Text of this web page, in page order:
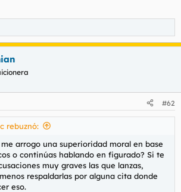
#62
rebuznó:
arrogo una superioridad moral en base
o continúas hablando en figurado? Si te
muy graves las que lanzas,
respaldarlas por alguna cita donde
eso.